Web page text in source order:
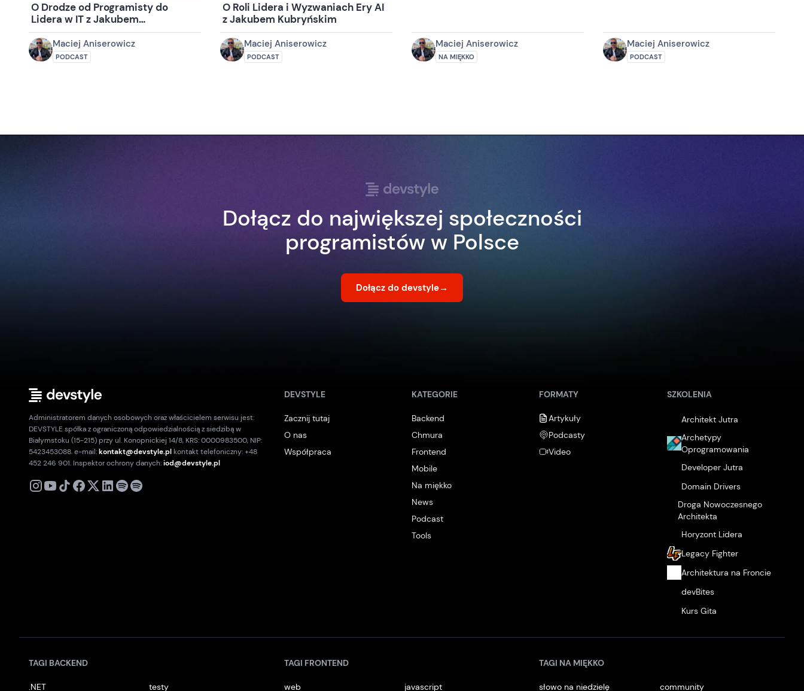
O Drodze od Programisty do
Lidera w IT z Jakubem
Kubryńskim i Marcinem
Dakowskim
Maciej Aniserowicz
PODCAST
O Roli Lidera i Wyzwaniach Ery AI
z Jakubem Kubryńskim
Maciej Aniserowicz
PODCAST
Maciej Aniserowicz
NA MIĘKKO
Maciej Aniserowicz
PODCAST
Dołącz do największej społeczności
programistów w Polsce
Dołącz do devstyle→
Administratorem danych osobowych oraz właścicielem serwisu jest:
DEVSTYLE spółka z ograniczoną odpowiedzialnością z siedzibą w
Białymstoku (15-215) przy ul. Konopnickiej 14/8, KRS: 0000983500, NIP:
5423453088. e-mail:kontakt@devstyle.plkontakt telefoniczny: +48
452 246 901. Inspektor ochrony danych:iod@devstyle.pl
X
DEVSTYLE
Zacznij tutaj
O nas
Współpraca
KATEGORIE
Backend
Chmura
Frontend
Mobile
Na miękko
News
Podcast
Tools
FORMATY
Artykuły
Podcasty
Video
SZKOLENIA
Architekt Jutra
Archetypy
Oprogramowania
Developer Jutra
Domain Drivers
Droga Nowoczesnego
Architekta
Horyzont Lidera
Legacy Fighter
Architektura na Froncie
devBites
Kurs Gita
TAGI BACKEND
.NET testy
TAGI FRONTEND
web javascript
TAGI NA MIĘKKO
słowo na niedzielę community